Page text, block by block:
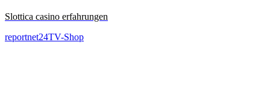
Slottica casino erfahrungen
reportnet24TV-Shop